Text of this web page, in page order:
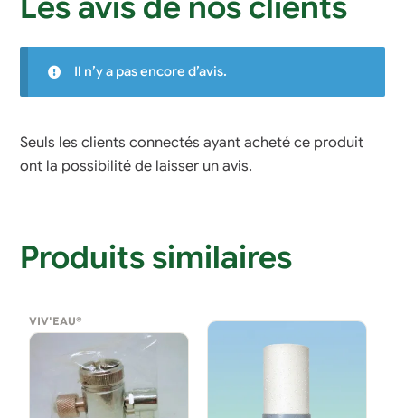
Il n’y a pas encore d’avis.
Seuls les clients connectés ayant acheté ce produit
ont la possibilité de laisser un avis.
Produits similaires
VIV'EAU®